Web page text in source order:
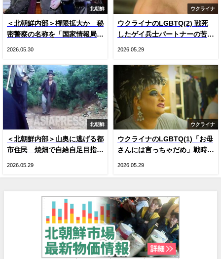
北朝鮮
＜北朝鮮内部＞権限拡大か 秘
密警察の名称を「国家情報局」
2026.05.30
ウクライナ
ウクライナのLGBTQ(2) 戦死
したゲイ兵士パートナーの苦
2026.05.29
北朝鮮
＜北朝鮮内部＞山奥に逃げる都
市住民 焼畑で自給自足目指す
2026.05.29
ウクライナ
ウクライナのLGBTQ(1)「お母
さんには言っちゃだめ」戦時下
2026.05.29